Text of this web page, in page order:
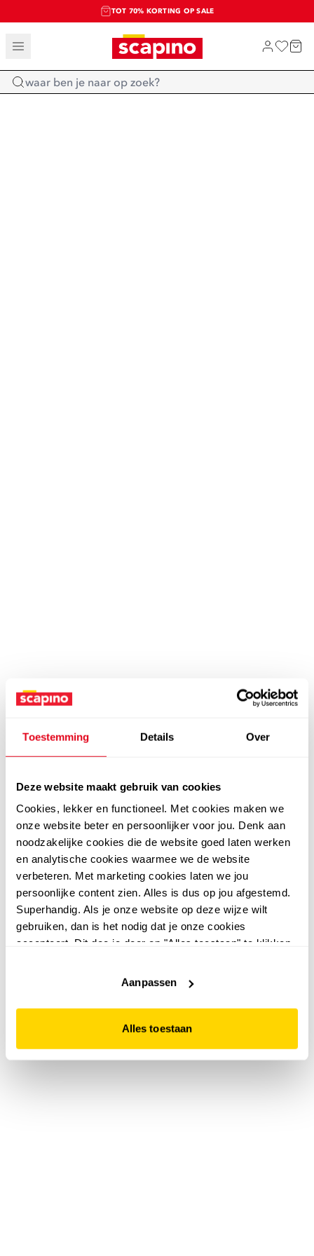
Toestemming Details Over
Deze website maakt gebruik van cookies
Cookies, lekker en functioneel. Met cookies maken we
onze website beter en persoonlijker voor jou. Denk aan
noodzakelijke cookies die de website goed laten werken
en analytische cookies waarmee we de website
verbeteren. Met marketing cookies laten we jou
persoonlijke content zien. Alles is dus op jou afgestemd.
Superhandig. Als je onze website op deze wijze wilt
gebruiken, dan is het nodig dat je onze cookies
accepteert. Dit doe je door op "Alles toestaan" te klikken.
website niet optimaal functioneert.
Aanpassen
Alles toestaan
TOT 70% KORTING OP SALE
SALE: LAATSTE KANS!
SHOP NIEUW
Home